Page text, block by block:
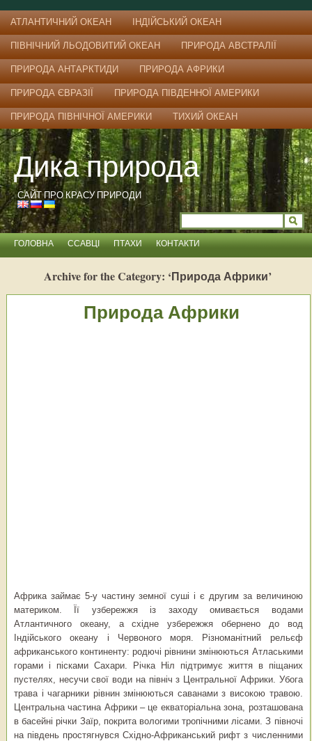
АТЛАНТИЧНИЙ ОКЕАН ІНДІЙСЬКИЙ ОКЕАН
ПІВНІЧНИЙ ЛЬОДОВИТИЙ ОКЕАН ПРИРОДА АВСТРАЛІЇ
ПРИРОДА АНТАРКТИДИ ПРИРОДА АФРИКИ
ПРИРОДА ЄВРАЗІЇ ПРИРОДА ПІВДЕННОЇ АМЕРИКИ
ПРИРОДА ПІВНІЧНОЇ АМЕРИКИ ТИХИЙ ОКЕАН
Дика природа
САЙТ ПРО КРАСУ ПРИРОДИ
ГОЛОВНА ССАВЦІ ПТАХИ КОНТАКТИ
Archive for the Category: ‘Природа Африки’
Природа Африки
Африка займає 5-у частину земної суші і є другим за величиною
материком. Її узбережжя із заходу омивається водами
Атлантичного океану, а східне узбережжя обернено до вод
Індійського океану і Червоного моря. Різноманітний рельєф
африканського континенту: родючі рівнини змінюються Атласькими
горами і пісками Сахари. Річка Ніл підтримує життя в піщаних
пустелях, несучи свої води на північ з Центральної Африки. Убога
трава і чагарники рівнин змінюються саванами з високою травою.
Центральна частина Африки – це екваторіальна зона, розташована
в басейні річки Заїр, покрита вологими тропічними лісами. З півночі
на південь простягнувся Східно-Африканський рифт з численними